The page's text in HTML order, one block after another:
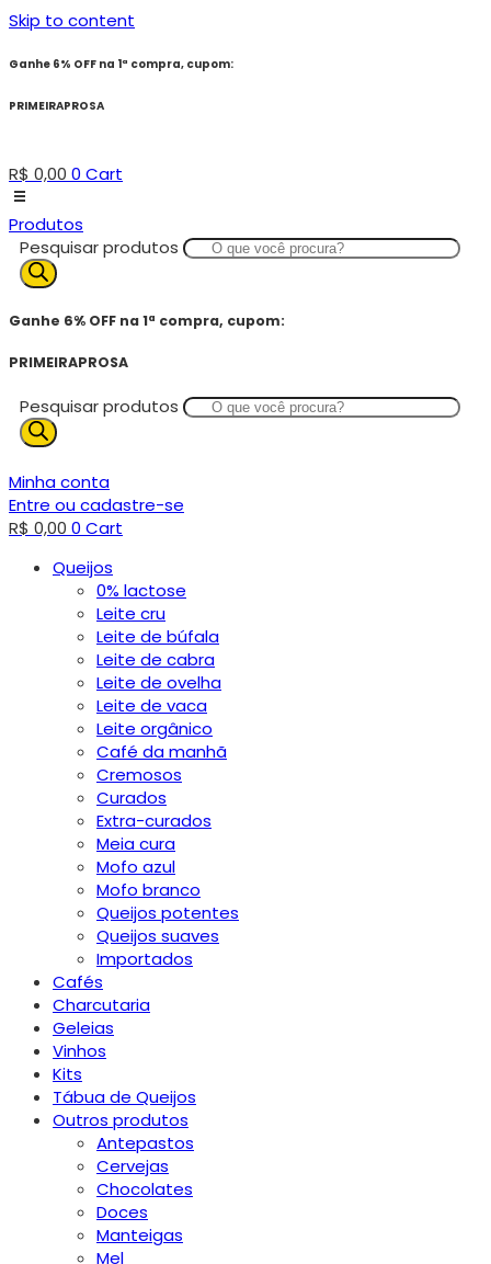
Skip to content
Ganhe 6% OFF na 1ª compra, cupom:
PRIMEIRAPROSA
R$ 0,00 0 Cart
Produtos
Pesquisar produtos
Ganhe 6% OFF na 1ª compra, cupom:
PRIMEIRAPROSA
Pesquisar produtos
Minha conta
Entre ou cadastre-se
R$ 0,00 0 Cart
Queijos
0% lactose
Leite cru
Leite de búfala
Leite de cabra
Leite de ovelha
Leite de vaca
Leite orgânico
Café da manhã
Cremosos
Curados
Extra-curados
Meia cura
Mofo azul
Mofo branco
Queijos potentes
Queijos suaves
Importados
Cafés
Charcutaria
Geleias
Vinhos
Kits
Tábua de Queijos
Outros produtos
Antepastos
Cervejas
Chocolates
Doces
Manteigas
Mel